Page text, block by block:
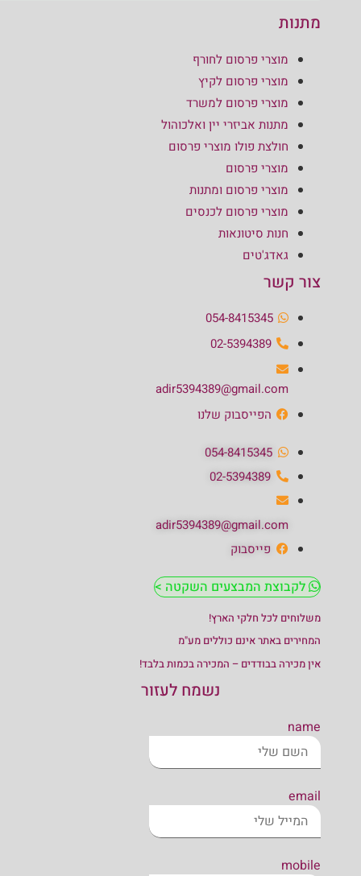
מתנות
מוצרי פרסום לחורף
מוצרי פרסום לקיץ
מוצרי פרסום למשרד
מתנות אביזרי יין ואלכוהול
חולצת פולו מוצרי פרסום
מוצרי פרסום
מוצרי פרסום ומתנות
מוצרי פרסום לכנסים
חנות סיטונאות
גאדג'טים
צור קשר
054-8415345
02-5394389
adir5394389@gmail.com
הפייסבוק שלנו
054-8415345
02-5394389
adir5394389@gmail.com
פייסבוק
לקבוצת המבצעים השקטה >
משלוחים לכל חלקי הארץ!
המחירים באתר אינם כוללים מע"מ
אין מכירה בבודדים – המכירה בכמות בלבד!
נשמח לעזור
name
email
mobile